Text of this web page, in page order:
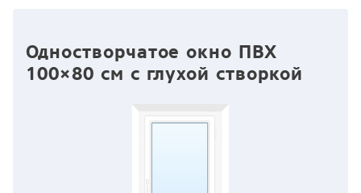
Одностворчатое окно ПВХ
100×80 см с глухой створкой